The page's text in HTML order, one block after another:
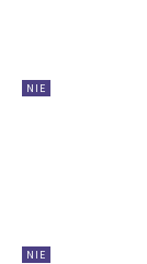
NIE
NIE